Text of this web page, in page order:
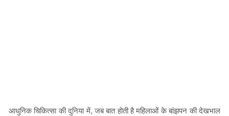
आधुनिक चिकित्सा की दुनिया में, जब बात होती है महिलाओं के बांझपन की देखभाल